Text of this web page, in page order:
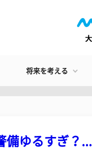
将来を考える
ゆるすぎ？...